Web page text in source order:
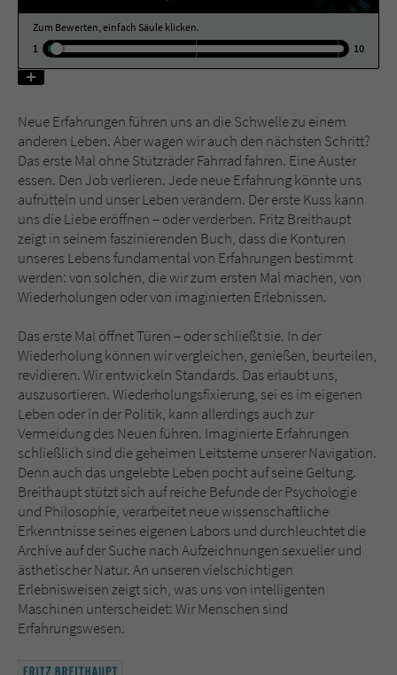
Zum Bewerten, einfach Säule klicken.
1
10
Neue Erfahrungen führen uns an die Schwelle zu einem
anderen Leben. Aber wagen wir auch den nächsten Schritt?
Das erste Mal ohne Stützräder Fahrrad fahren. Eine Auster
essen. Den Job verlieren. Jede neue Erfahrung könnte uns
aufrütteln und unser Leben verändern. Der erste Kuss kann
uns die Liebe eröffnen – oder verderben. Fritz Breithaupt
zeigt in seinem faszinierenden Buch, dass die Konturen
unseres Lebens fundamental von Erfahrungen bestimmt
werden: von solchen, die wir zum ersten Mal machen, von
Wiederholungen oder von imaginierten Erlebnissen.
Das erste Mal öffnet Türen – oder schließt sie. In der
Wiederholung können wir vergleichen, genießen, beurteilen,
revidieren. Wir entwickeln Standards. Das erlaubt uns,
auszusortieren. Wiederholungsfixierung, sei es im eigenen
Leben oder in der Politik, kann allerdings auch zur
Vermeidung des Neuen führen. Imaginierte Erfahrungen
schließlich sind die geheimen Leitsterne unserer Navigation.
Denn auch das ungelebte Leben pocht auf seine Geltung.
Breithaupt stützt sich auf reiche Befunde der Psychologie
und Philosophie, verarbeitet neue wissenschaftliche
Erkenntnisse seines eigenen Labors und durchleuchtet die
Archive auf der Suche nach Aufzeichnungen sexueller und
ästhetischer Natur. An unseren vielschichtigen
Erlebnisweisen zeigt sich, was uns von intelligenten
Maschinen unterscheidet: Wir Menschen sind
Erfahrungswesen.
Name tx_pwcomments_ahash
Anbieter
Laufzeit 1 Jahr
Zweck Cookie für Kommentare einzelner Buchtitel
Name fe_typo_user
Anbieter Literatur-Couch Medien GmbH & Co. KG
Laufzeit Session
Zweck
Dieses Cookie gewährleistet die
Kommunikation der Webseite mit dem
Benutzer. Es wird benötigt um z. B. den
Sicherheitscode des Kontaktformulars zu
überprüfen.